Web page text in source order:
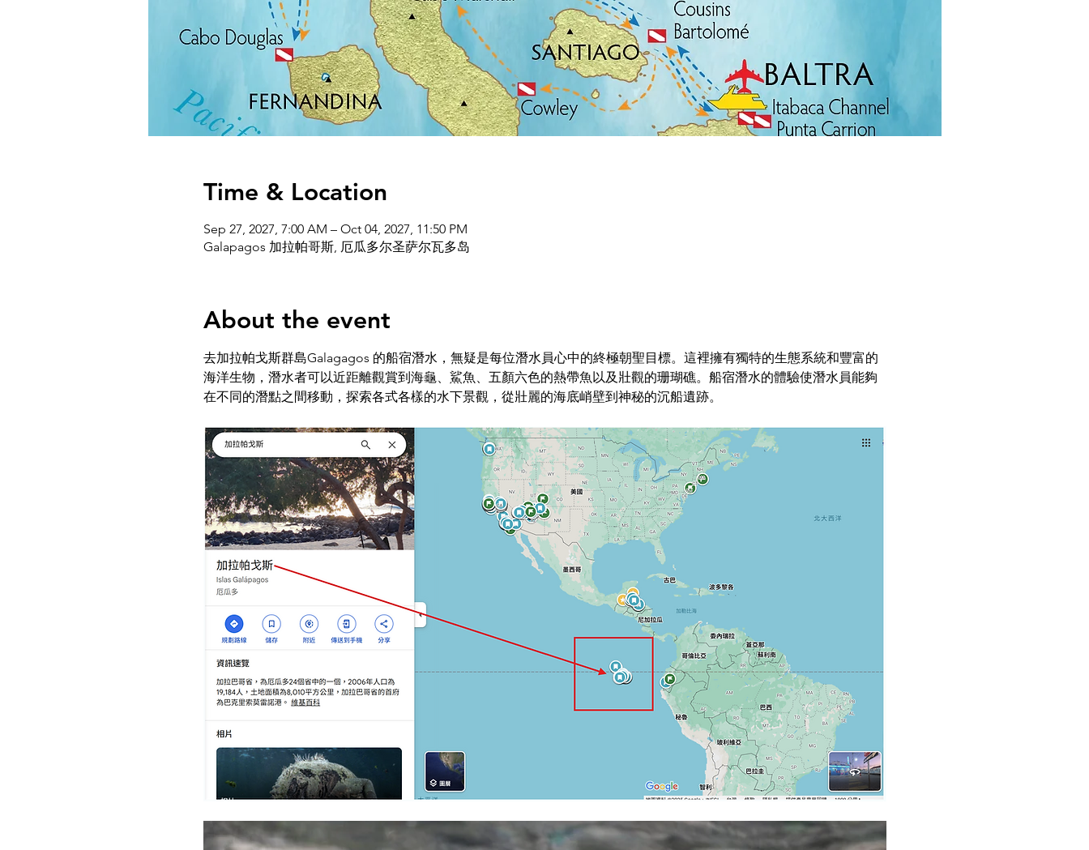
Time & Location
Sep 27, 2027, 7:00 AM – Oct 04, 2027, 11:50 PM
Galapagos 加拉帕哥斯, 厄瓜多尔圣萨尔瓦多岛
About the event
去加拉帕戈斯群島Galagagos 的船宿潛水，無疑是每位潛水員心中的終極朝聖目標。這裡擁有獨特的生態系統和豐富的
海洋生物，潛水者可以近距離觀賞到海龜、鯊魚、五顏六色的熱帶魚以及壯觀的珊瑚礁。船宿潛水的體驗使潛水員能夠
在不同的潛點之間移動，探索各式各樣的水下景觀，從壯麗的海底峭壁到神秘的沉船遺跡。